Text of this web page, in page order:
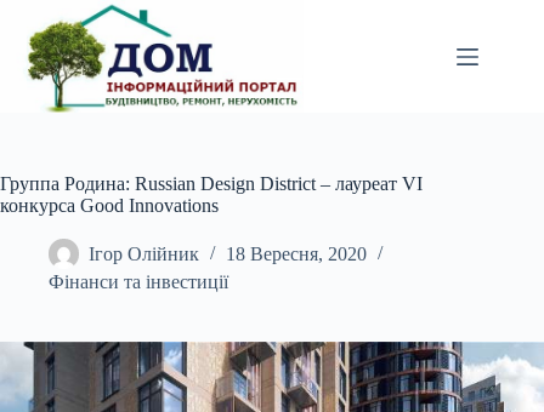
вмісту
Группа Родина: Russian Design District – лауреат VI
конкурса Good Innovations
Ігор Олійник
18 Вересня, 2020
Фінанси та інвестиції